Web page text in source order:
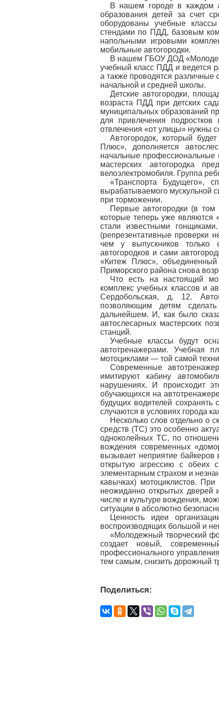
В нашем городе в каждом
образования детей за счет
оборудованы учебные
стендами по ПДД, базовым
напольными игровыми
мобильные автогородки.
В нашем ГБОУ ДОД
учебный класс ПДД и ведется
а также проводятся
начальной и средней школы.
Детские автогородки,
возраста ПДД при детских
муниципальных образований
для привлечения
отвлечения «от улицы» нужны
Автогородок, который
Плюс», дополняется
начальные профессиональные
мастерских автогородка
велоэлектромобиля. Группа
«Транспорта Будущего»,
вырабатываемого мускульной
при торможении.
Первые автогородки (в том
которые теперь уже
стали известными
(репрезентативные проверки
чем у выпускников только
автогородков и сами
«Китеж Плюс», объединенный
Приморского района снова
Что есть на настоящий
комплекс учебных классов и
Сердобольская, д. 12.
позволяющим детям
дальнейшем. И, как было
автослесарных мастерских
станций.
Учебные классы будут
автотренажерами. Учебная
мотоциклами — той самой
Современные
имитируют кабину
нарушениях. И происходит
обучающихся на
будущих водителей
случаются в условиях города
Несколько слов отдельно о
средств (ТС) это особенно
одноколейных ТС, по
вождения современных
вызывает неприятие байкеров
открытую агрессию с обеих
элементарным страхом и
кавычках) мотоциклистов.
неожиданно открытых
числе и культуре вождения,
ситуации в абсолютно
Ценность идеи
воспроизводящих большой и
«Молодежный творческий
создает новый,
профессионального
тем самым, снизить дорожный
Поделиться: